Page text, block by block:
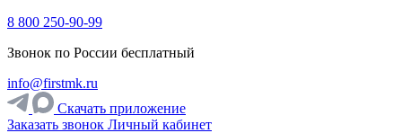
8 800 250-90-99
Звонок по России бесплатный
info@firstmk.ru
Скачать приложение
Заказать звонок Личный кабинет